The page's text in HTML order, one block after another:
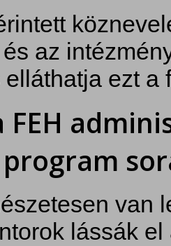
az
ezt a
FEH
van
lássák